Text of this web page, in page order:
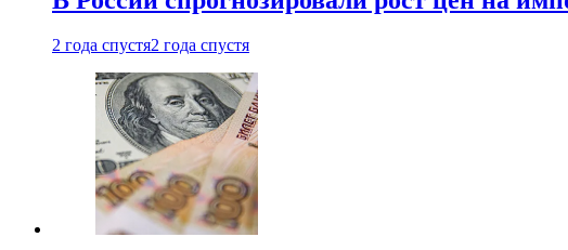
2 года спустя2 года спустя